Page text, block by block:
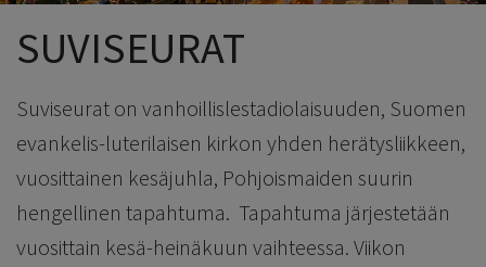
SUVISEURAT
Suviseurat on vanhoillislestadiolaisuuden, Suomen
evankelis-luterilaisen kirkon yhden herätysliikkeen,
vuosittainen kesäjuhla, Pohjoismaiden suurin
hengellinen tapahtuma. Tapahtuma järjestetään
vuosittain kesä-heinäkuun vaihteessa. Viikon